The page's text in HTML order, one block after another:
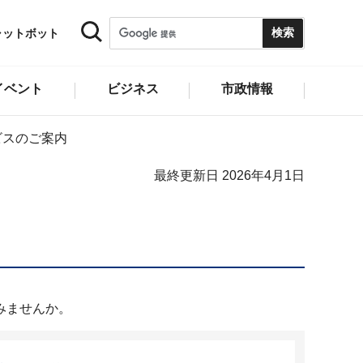
トボット
ント ビジネス 市政情報
のご案内
最終更新日 2026年4月1日
せんか。